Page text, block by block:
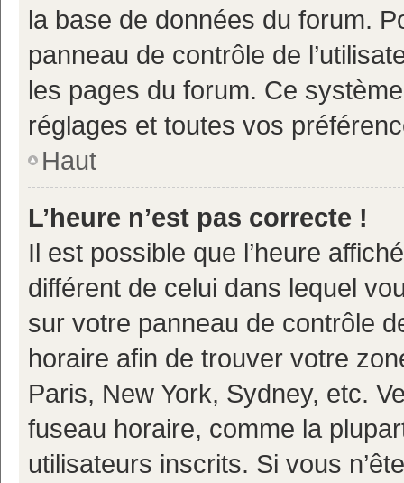
la base de données du forum.
panneau de contrôle de
les pages du forum. Ce
réglages et toutes vos
Haut
L’heure n’est pas correcte !
Il est possible que l’heure
différent de celui dans lequel
sur votre panneau de contrôle
horaire afin de trouver votre
Paris, New York, Sydney, etc.
fuseau horaire, comme la
utilisateurs inscrits. Si vous